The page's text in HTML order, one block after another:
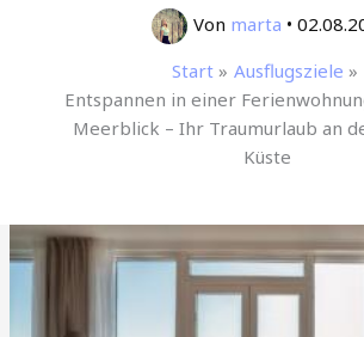
Von marta •
Start
Ausflugsziele
Entspannen in einer
Meerblick – Ihr Traumurlaub an
Küste